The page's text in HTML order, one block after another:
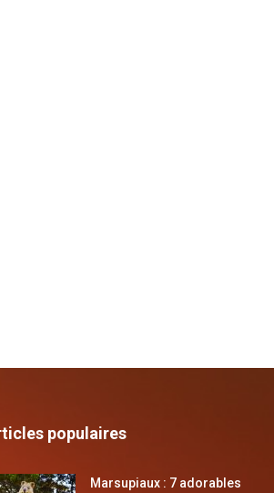
populaires
Marsupiaux : 7 adorables